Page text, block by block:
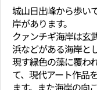
城山日出峰から歩い
岸があります。
クァンチギ海岸は玄
浜などがある海岸と
現す緑色の藻に覆わ
て、現代アート作品